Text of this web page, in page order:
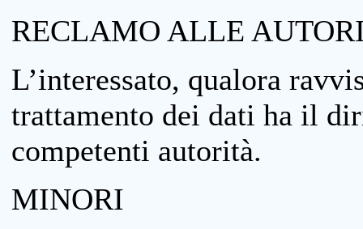
RECLAMO ALLE
L’interessato, qualora
trattamento dei dati ha il
competenti autorità.
MINORI